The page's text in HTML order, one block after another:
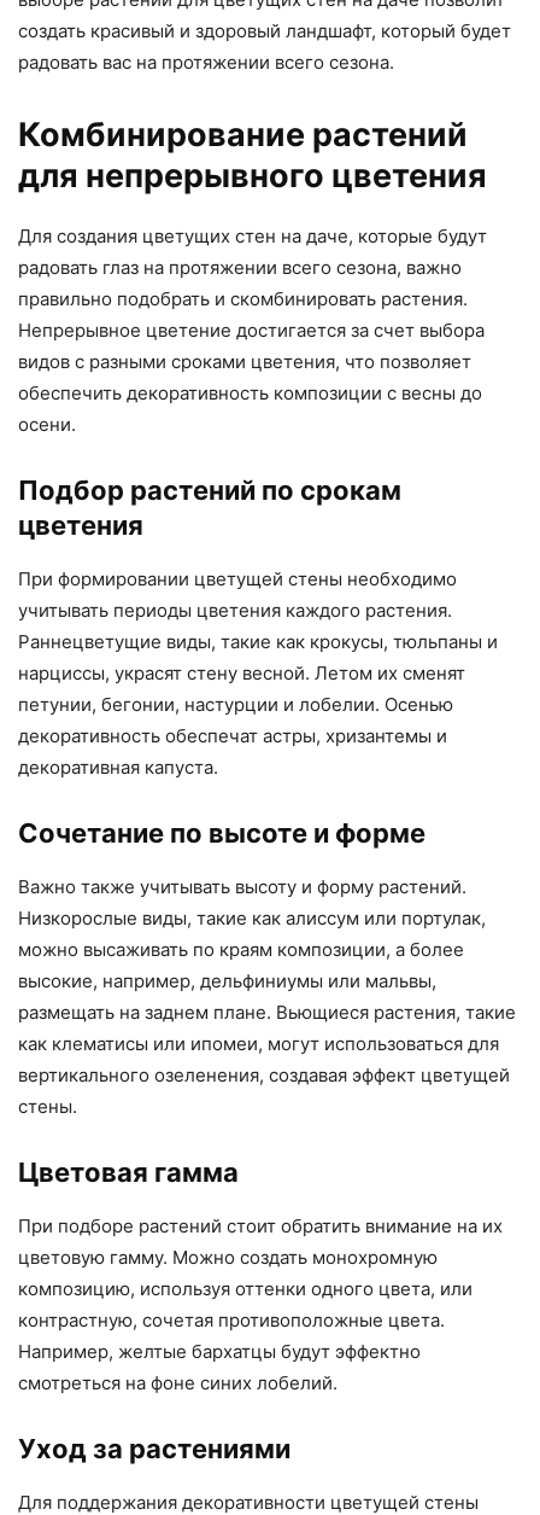
создать красивый и здоровый ландшафт, который будет
радовать вас на протяжении всего сезона.
Комбинирование растений
для непрерывного цветения
Для создания цветущих стен на даче, которые будут
радовать глаз на протяжении всего сезона, важно
правильно подобрать и скомбинировать растения.
Непрерывное цветение достигается за счет выбора
видов с разными сроками цветения, что позволяет
обеспечить декоративность композиции с весны до
осени.
Подбор растений по срокам
цветения
При формировании цветущей стены необходимо
учитывать периоды цветения каждого растения.
Раннецветущие виды, такие как крокусы, тюльпаны и
нарциссы, украсят стену весной. Летом их сменят
петунии, бегонии, настурции и лобелии. Осенью
декоративность обеспечат астры, хризантемы и
декоративная капуста.
Сочетание по высоте и форме
Важно также учитывать высоту и форму растений.
Низкорослые виды, такие как алиссум или портулак,
можно высаживать по краям композиции, а более
высокие, например, дельфиниумы или мальвы,
размещать на заднем плане. Вьющиеся растения, такие
как клематисы или ипомеи, могут использоваться для
вертикального озеленения, создавая эффект цветущей
стены.
Цветовая гамма
При подборе растений стоит обратить внимание на их
цветовую гамму. Можно создать монохромную
композицию, используя оттенки одного цвета, или
контрастную, сочетая противоположные цвета.
Например, желтые бархатцы будут эффектно
смотреться на фоне синих лобелий.
Уход за растениями
Для поддержания декоративности цветущей стены